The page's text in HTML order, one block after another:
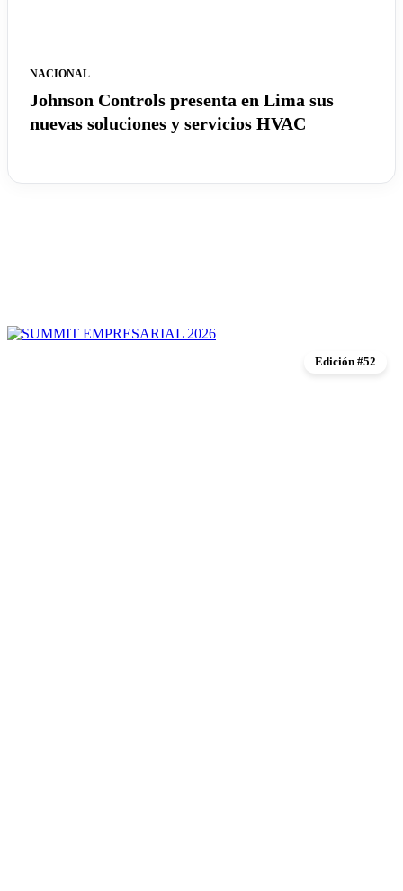
NACIONAL
Johnson Controls presenta en Lima sus
nuevas soluciones y servicios HVAC
Edición #52